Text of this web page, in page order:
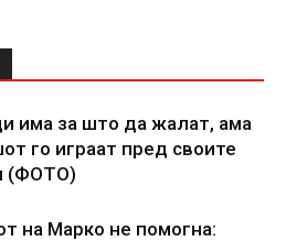
има за што да жалат, ама
го играат пред своите
(ФОТО)
на Марко не помогна: